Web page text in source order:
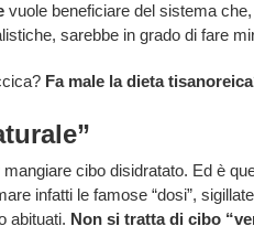
vuole beneficiare del sistema
sarebbe in grado di fare
Fa male la dieta
cibo disidratato. Ed è
infatti le famose “dosi”,
abituati. Non si tratta di cibo